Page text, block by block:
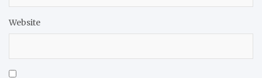
Website